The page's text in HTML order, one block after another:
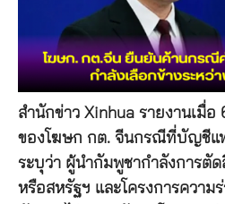
สำนักข่าว Xinhua รายงานเมื่
ของโฆษก กต. จีนกรณีที่บัญชีแ
ระบุว่า ผู้นำกัมพูชากำลังการตัด
หรือสหรัฐฯ และโครงการควา